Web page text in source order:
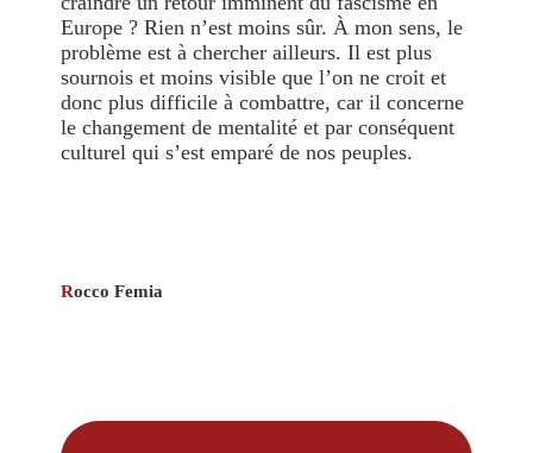
Europe ? Rien n’est moins sûr. À mon sens, le
problème est à chercher ailleurs. Il est plus
sournois et moins visible que l’on ne croit et
donc plus difficile à combattre, car il concerne
le changement de mentalité et par conséquent
culturel qui s’est emparé de nos peuples.
Rocco Femia